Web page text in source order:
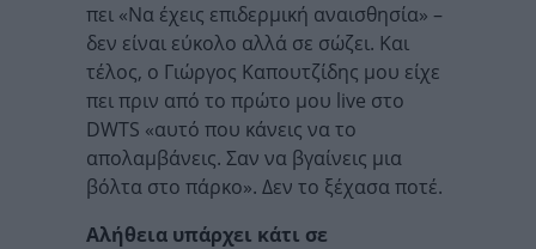
πει «Να έχεις επιδερμική αναισθησία» –
δεν είναι εύκολο αλλά σε σώζει. Και
τέλος, ο Γιώργος Καπουτζίδης μου είχε
πει πριν από το πρώτο μου live στο
DWTS «αυτό που κάνεις να το
απολαμβάνεις. Σαν να βγαίνεις μια
βόλτα στο πάρκο». Δεν το ξέχασα ποτέ.
Αλήθεια υπάρχει κάτι σε